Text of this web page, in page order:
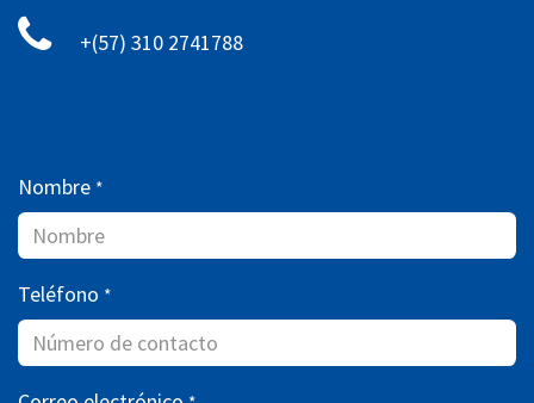
+(57) 310 2741788
Nombre *
Teléfono *